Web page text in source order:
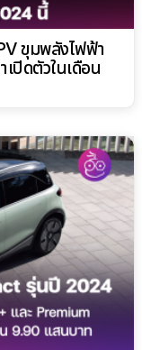
ขุมพลังไฟฟ้า
ปิดตัวในเดือน